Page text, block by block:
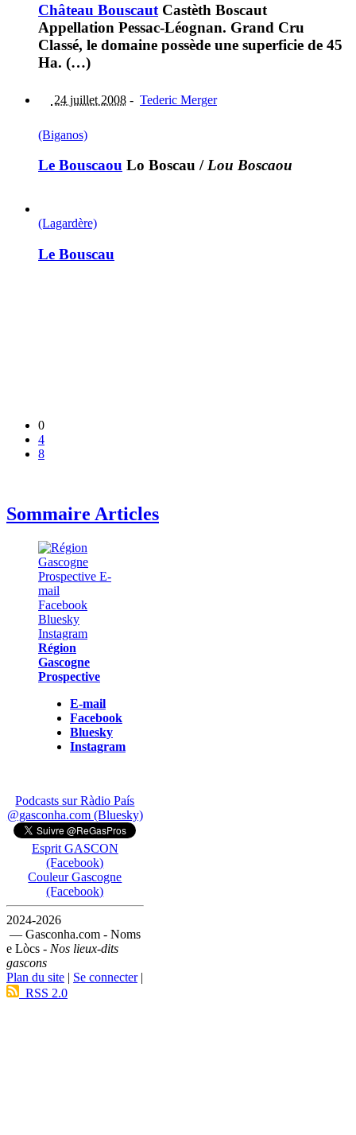
Château Bouscaut Castèth Boscaut
Appellation Pessac-Léognan. Grand Cru
Classé, le domaine possède une superficie de 45
Ha. (…)
24 juillet 2008 - Tederic Merger
(Biganos)
Le Bouscaou Lo Boscau /Lou Boscaou
(Lagardère)
Le Bouscau
0
4
8
Sommaire Articles
Région
Gascogne
Prospective
E-mail
Facebook
Bluesky
Instagram
Podcasts sur Ràdio País
@gasconha.com (Bluesky)
Esprit GASCON
(Facebook)
Couleur Gascogne
(Facebook)
2024-2026
— Gasconha.com - Noms
e Lòcs - Nos lieux-dits
gascons
Plan du site | Se connecter|
RSS 2.0